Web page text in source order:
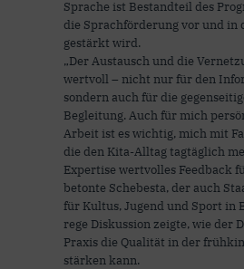
Sprache ist Bestandteil des
die Sprachförderung vor und in
gestärkt wird.
„Der Austausch und die
wertvoll – nicht nur für den
sondern auch für die
Begleitung. Auch für mich
Arbeit ist es wichtig, mich mit
die den Kita-Alltag tagtäglich
Expertise wertvolles Feedback
betonte Schebesta, der auch
für Kultus, Jugend und Sport in
rege Diskussion zeigte, wie der
Praxis die Qualität in der
stärken kann.